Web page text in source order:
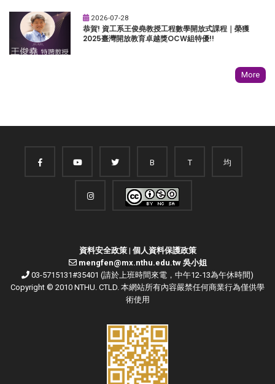
2026-07-28
恭賀! 資工系王俊堯教授工程數學開放式課程｜榮獲
2025臺灣開放教育卓越獎OCW組特優!!
More
B T 均
資料安全政策| 個人資料保護政策
mengfen@mx.nthu.edu.tw 吳小姐
03-5715131#35401 (請於上班時間來電，中午12-13為午休時間)
Copyright © 2010 NTHU. CTLD. 本網站所有內容嚴禁任何商業行為僅供學
術使用